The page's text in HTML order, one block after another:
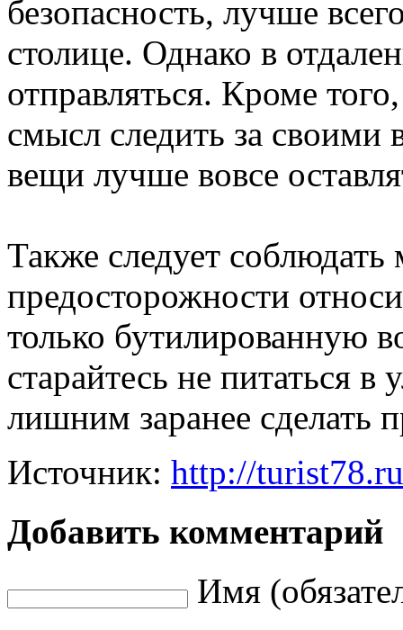
безопасность, лучше
столице. Однако в
отправляться. Кроме
смысл следить за
вещи лучше вовсе
Также следует
предосторожности
только бутилированную
старайтесь не питаться в
лишним заранее сделать
Источник: http://
Добавить комментарий
Имя